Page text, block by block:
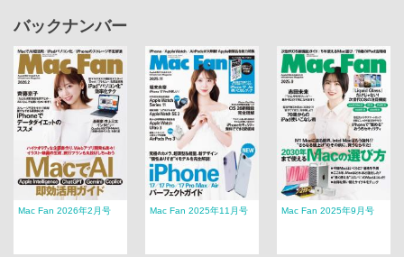
バックナンバー
Mac Fan 2026年2月号 Mac Fan 2025年11月号 Mac Fan 2025年9月号